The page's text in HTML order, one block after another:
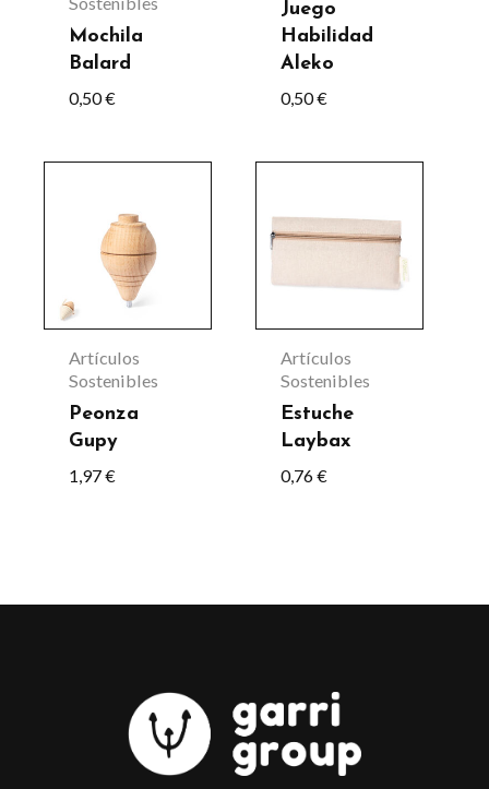
Mochila
Balard
0,50€
se
pueden
elegir
en
producto
Juego
Habilidad
Aleko
0,50€
Artículos
Sostenibles
Peonza
Gupy
1,97€
Artículos
Sostenibles
Estuche
Laybax
0,76€
producto
tiene
Las
opciones
se
pueden
elegir